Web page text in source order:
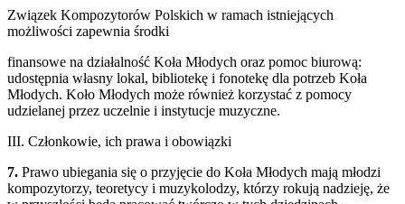
Związek Kompozytorów Polskich w ramach istniejących
możliwości zapewnia środki
finansowe na działalność Koła Młodych oraz pomoc biurową:
udostępnia własny lokal, bibliotekę i fonotekę dla potrzeb Koła
Młodych. Koło Młodych może również korzystać z pomocy
udzielanej przez uczelnie i instytucje muzyczne.
III. Członkowie, ich prawa i obowiązki
7. Prawo ubiegania się o przyjęcie do Koła Młodych mają młodzi
kompozytorzy, teoretycy i muzykolodzy, którzy rokują nadzieję, że